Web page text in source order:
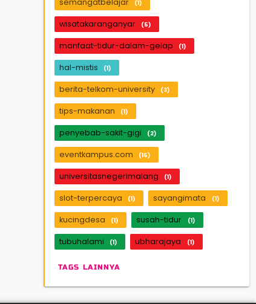
(1)
wisatakaranganyar (5)
manfaat-tidur-dalam-gelap (1)
hal-mistis (1)
berita-telkom-university (3)
tips-makanan (1)
penyebab-sakit-gigi (2)
eventkampus.com (15)
universitasnegerimalang (1)
slot-terpercaya (1) sayangimata (1)
kucingdesa (1) susah-tidur (1)
tubuhalami (1) ubharajaya (1)
TAGS LAINNYA